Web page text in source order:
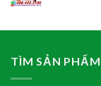
TÌM SẢN